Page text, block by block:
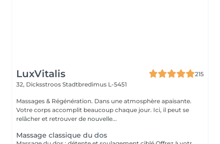
LuxVitalis
215
32, Dicksstroos Stadtbredimus L-5451
Massages & Régénération. Dans une atmosphère apaisante.
Votre corps accomplit beaucoup chaque jour. Ici, il peut se
relâcher et retrouver de nouvelle...
Massage classique du dos